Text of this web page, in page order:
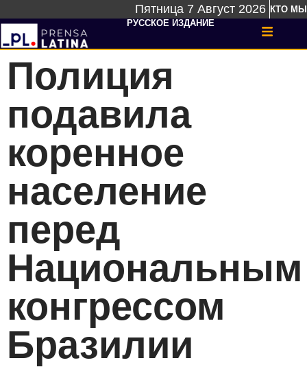
Пятница 7 Август 2026 КТО МЫ
РУССКОЕ ИЗДАНИЕ
Полиция
подавила
коренное
население
перед
Национальным
конгрессом
Бразилии